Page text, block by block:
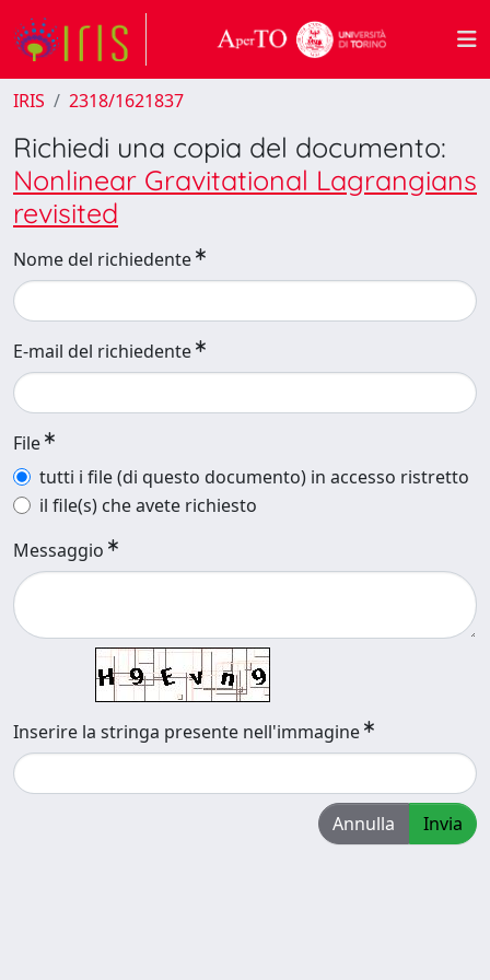
IRIS 2318/1621837
Richiedi una copia del documento:
Nonlinear Gravitational Lagrangians
revisited
Nome del richiedente
E-mail del richiedente
File
tutti i file (di questo documento) in accesso ristretto
il file(s) che avete richiesto
Messaggio
Inserire la stringa presente nell'immagine
Annulla Invia